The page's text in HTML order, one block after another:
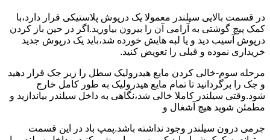
در قسمت بالایی سیلندر معمولا یک درپوش پلاستیکی قرار دارد،با
کمک پیچ گوشتی به آرامی آن را بیرون بیاورید.اگر در حین باز کردن
درپوش آسیب دید و یا لبه هایش خورده شد،باید یک درپوش جدید
خریداری نموده و قبلی را تعویض کنید.
مرحله سوم-خالی کردن مایع هیدرولیک سطل را زیر جک قرار دهید
و جک را برگردانید تا تمام مایع هیدرولیک به طور کامل خارج
شود.وقتی سیلندر کاملا خالی شد،نگاهی به داخل سیلندر بیاندازید و
مطمئن شوید هیچ آشغال و
جرمی درون سیلندر وجود نداشته باشد.پمپ باد در این قسمت